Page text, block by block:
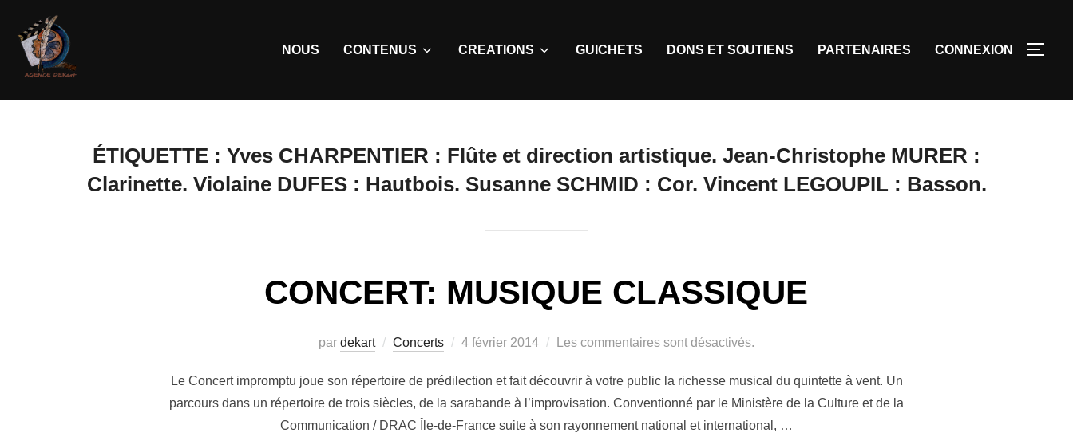
NOUS CONTENUS CREATIONS GUICHETS DONS ET SOUTIENS PARTENAIRES CONNEXION
ÉTIQUETTE : Yves CHARPENTIER : Flûte et direction artistique. Jean-Christophe MURER :
Clarinette. Violaine DUFES : Hautbois. Susanne SCHMID : Cor. Vincent LEGOUPIL : Basson.
CONCERT: MUSIQUE CLASSIQUE
par dekart Concerts 4 février 2014 Les commentaires sont désactivés.
Le Concert impromptu joue son répertoire de prédilection et fait découvrir à votre public la richesse musical du quintette à vent. Un
parcours dans un répertoire de trois siècles, de la sarabande à l’improvisation. Conventionné par le Ministère de la Culture et de la
Communication / DRAC Île-de-France suite à son rayonnement national et international, …